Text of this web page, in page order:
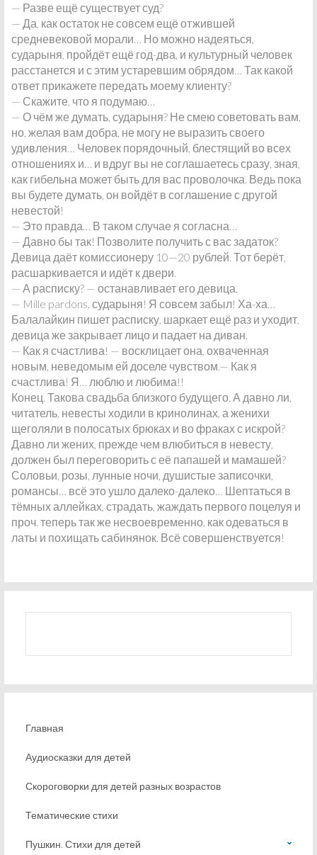
— Разве ещё существует суд?
— Да, как остаток не совсем ещё отжившей
средневековой морали… Но можно надеяться,
сударыня, пройдёт ещё год-два, и культурный человек
расстанется и с этим устаревшим обрядом… Так какой
ответ прикажете передать моему клиенту?
— Скажите, что я подумаю…
— О чём же думать, сударыня? Не смею советовать вам,
но, желая вам добра, не могу не выразить своего
удивления… Человек порядочный, блестящий во всех
отношениях и… и вдруг вы не соглашаетесь сразу, зная,
как гибельна может быть для вас проволочка. Ведь пока
вы будете думать, он войдёт в соглашение с другой
невестой!
— Это правда… В таком случае я согласна…
— Давно бы так! Позволите получить с вас задаток?
Девица даёт комиссионеру 10—20 рублей. Тот берёт,
расшаркивается и идёт к двери.
— А расписку? — останавливает его девица.
— Mille pardons, сударыня! Я совсем забыл! Ха-ха…
Балалайкин пишет расписку, шаркает ещё раз и уходит,
девица же закрывает лицо и падает на диван.
— Как я счастлива! — восклицает она, охваченная
новым, неведомым ей доселе чувством.— Как я
счастлива! Я… люблю и любима!!
Конец. Такова свадьба близкого будущего. А давно ли,
читатель, невесты ходили в кринолинах, а женихи
щеголяли в полосатых брюках и во фраках с искрой?
Давно ли жених, прежде чем влюбиться в невесту,
должен был переговорить с её папашей и мамашей?
Соловьи, розы, лунные ночи, душистые записочки,
романсы… всё это ушло далеко-далеко… Шептаться в
тёмных аллейках, страдать, жаждать первого поцелуя и
проч. теперь так же несвоевременно, как одеваться в
латы и похищать сабинянок. Всё совершенствуется!
Главная
Аудиосказки для детей
Скороговорки для детей разных возрастов
Тематические стихи
Пушкин. Стихи для детей